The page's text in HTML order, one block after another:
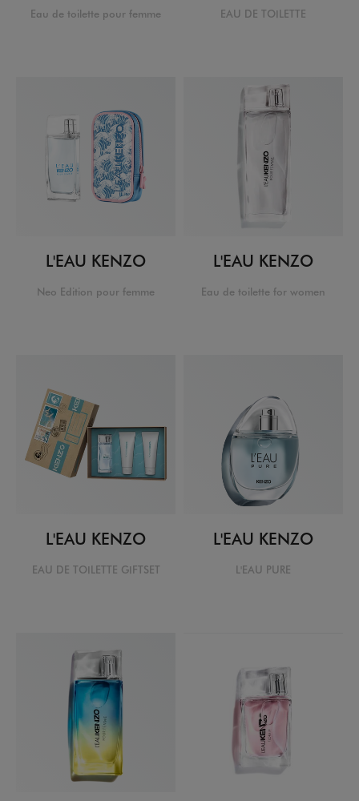
Eau de toilette pour femme EAU DE TOILETTE
L'EAU KENZO
Neo Edition pour femme
L'EAU KENZO
Eau de toilette for women
L'EAU KENZO
EAU DE TOILETTE GIFTSET
L'EAU KENZO
L'EAU PURE